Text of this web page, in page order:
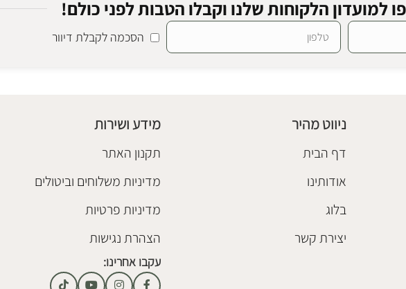
למועדון הלקוחות שלנו וקבלו הטבות לפני כולם!
הסכמה לקבלת דיוור
ניווט מהיר
דף הבית
אודותינו
בלוג
יצירת קשר
מידע ושירות
תקנון האתר
מדיניות משלוחים וביטולים
מדיניות פרטיות
הצהרת נגישות
עקבו אחרינו: